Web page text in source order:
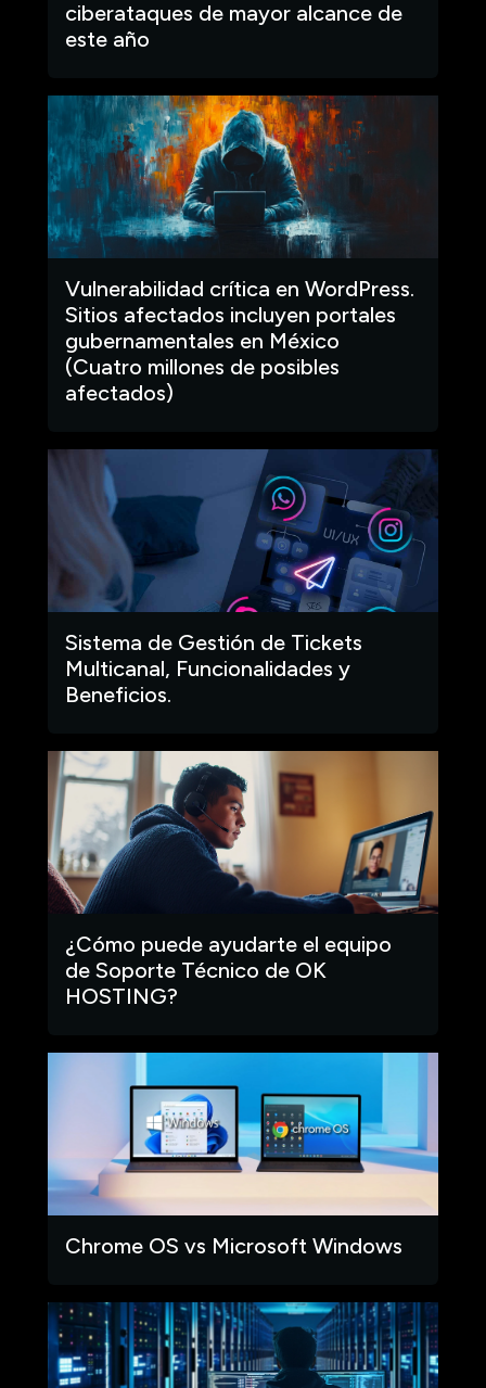
ciberataques de mayor alcance de
este año
Vulnerabilidad crítica en WordPress.
Sitios afectados incluyen portales
gubernamentales en México
(Cuatro millones de posibles
afectados)
Sistema de Gestión de Tickets
Multicanal, Funcionalidades y
Beneficios.
¿Cómo puede ayudarte el equipo
de Soporte Técnico de OK
HOSTING?
Chrome OS vs Microsoft Windows